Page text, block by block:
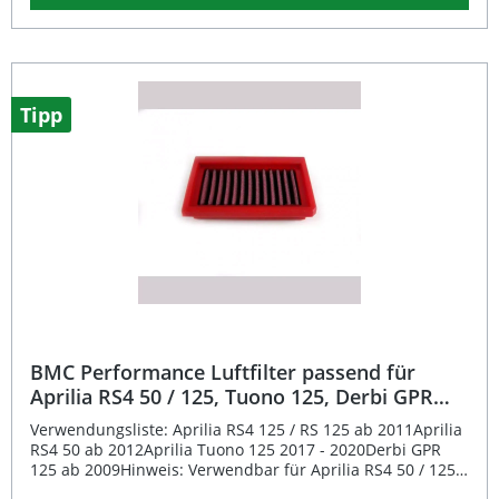
erzielen lassen. Die innovative Full-Moulding-Technologie
sorgt für höchste Stabilität ohne Schweißnähte und
Kombination aus Epoxid-beschichtetem
Legierungsgewebe und speziell geöltem Baumwollgewebe
gewährleistet der Filter optimalen Schutz vor Feuchtigkeit,
Benzindämpfen und Oxidation. So profitieren Sie
längerer Lebensdauer Ihres Motors. Deutlich verbesserter
Luftdurchsatz für mehr Leistung Innovative Full-Moulding-
Technologie ohne Schweißnähte Wiederverwendbares
und reinigbares Baumwollgewebe Schutz vor Feuchtigkeit
Tipp
BMC Performance Luftfilter passend für
Aprilia RS4 50 / 125, Tuono 125, Derbi GPR
125
Verwendungsliste: Aprilia RS4 125 / RS 125 ab 2011Aprilia
RS4 50 ab 2012Aprilia Tuono 125 2017 - 2020Derbi GPR
125 ab 2009Hinweis: Verwendbar für Aprilia RS4 50 / 125